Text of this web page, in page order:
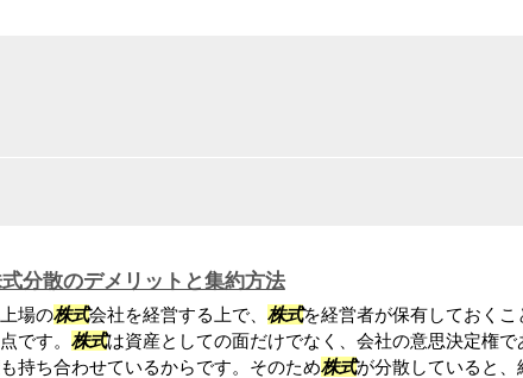
分散のデメリットと集約方法
場の株式会社を経営する上で、 株式を経営者が保有しておくこ
です。 株式は資産としての面だけでなく、会社の意思決定権で
持ち合わせているからです。そのため株式が分散していると、